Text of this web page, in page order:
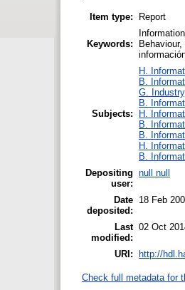
Item type: Report
Keywords:
Subjects:
H.
B.
G.
B.
H.
B.
B.
H.
B.
Depositing
user:
null null
Date
deposited:
18 Feb
Last
modified:
02 Oct
URI: http://
Check full metadata for